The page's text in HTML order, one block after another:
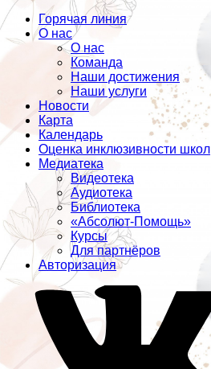
Горячая линия
О нас
О нас
Команда
Наши достижения
Наши услуги
Новости
Карта
Календарь
Оценка инклюзивности школ
Медиатека
Видеотека
Аудиотека
Библиотека
«Абсолют-Помощь»
Курсы
Для партнёров
Авторизация